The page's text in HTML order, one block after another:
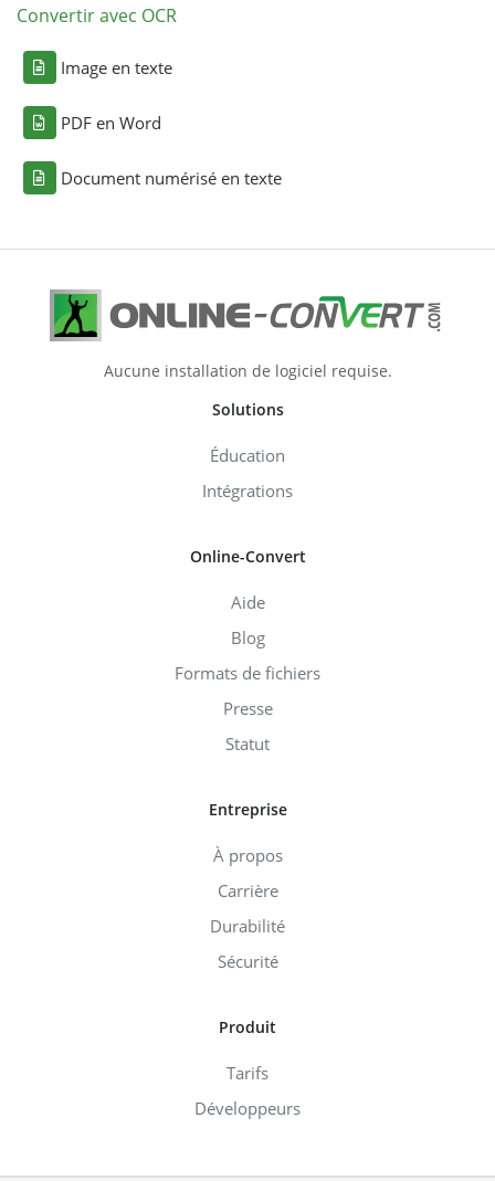
Convertir avec OCR
Image en texte
PDF en Word
Document numérisé en texte
Aucune installation de logiciel requise.
Solutions
Éducation
Intégrations
Online-Convert
Aide
Blog
Formats de fichiers
Presse
Statut
Entreprise
À propos
Carrière
Durabilité
Sécurité
Produit
Tarifs
Développeurs